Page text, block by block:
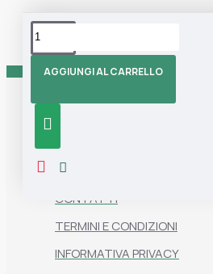
AGGIUNGI AL CARRELLO
Tag: Sacco
Informazioni
CHI SIAMO
CONTATTI
TERMINI E CONDIZIONI
INFORMATIVA PRIVACY